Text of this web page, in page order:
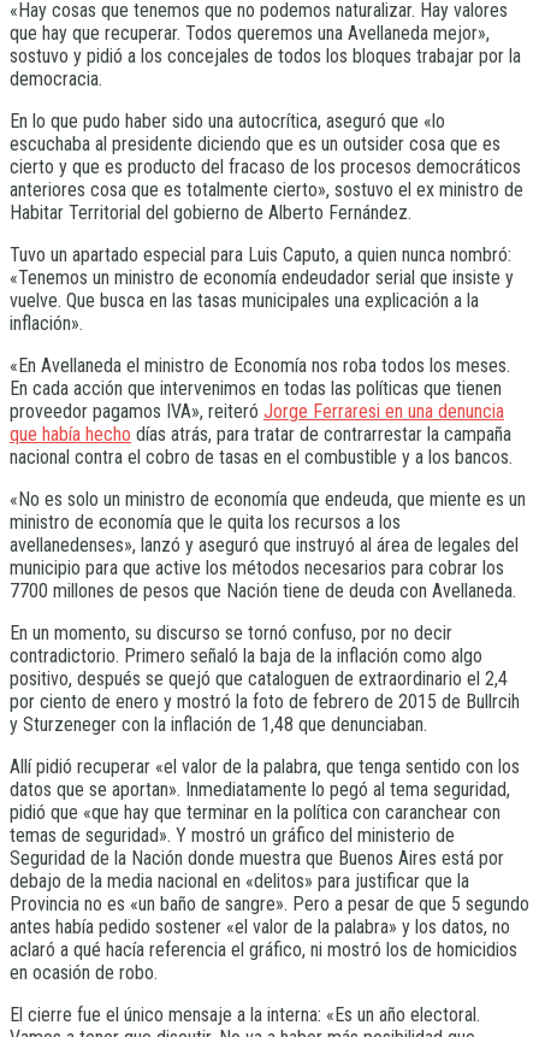
«Hay cosas que tenemos que no podemos naturalizar. Hay valores
que hay que recuperar. Todos queremos una Avellaneda mejor»,
sostuvo y pidió a los concejales de todos los bloques trabajar por la
democracia.
En lo que pudo haber sido una autocrítica, aseguró que «lo
escuchaba al presidente diciendo que es un outsider cosa que es
cierto y que es producto del fracaso de los procesos democráticos
anteriores cosa que es totalmente cierto», sostuvo el ex ministro de
Habitar Territorial del gobierno de Alberto Fernández.
Tuvo un apartado especial para Luis Caputo, a quien nunca nombró:
«Tenemos un ministro de economía endeudador serial que insiste y
vuelve. Que busca en las tasas municipales una explicación a la
inflación».
«En Avellaneda el ministro de Economía nos roba todos los meses.
En cada acción que intervenimos en todas las políticas que tienen
proveedor pagamos IVA», reiteró Jorge Ferraresi en una denuncia
que había hecho días atrás, para tratar de contrarrestar la campaña
nacional contra el cobro de tasas en el combustible y a los bancos.
«No es solo un ministro de economía que endeuda, que miente es un
ministro de economía que le quita los recursos a los
avellanedenses», lanzó y aseguró que instruyó al área de legales del
municipio para que active los métodos necesarios para cobrar los
7700 millones de pesos que Nación tiene de deuda con Avellaneda.
En un momento, su discurso se tornó confuso, por no decir
contradictorio. Primero señaló la baja de la inflación como algo
positivo, después se quejó que cataloguen de extraordinario el 2,4
por ciento de enero y mostró la foto de febrero de 2015 de Bullrcih
y Sturzeneger con la inflación de 1,48 que denunciaban.
Allí pidió recuperar «el valor de la palabra, que tenga sentido con los
datos que se aportan». Inmediatamente lo pegó al tema seguridad,
pidió que «que hay que terminar en la política con caranchear con
temas de seguridad». Y mostró un gráfico del ministerio de
Seguridad de la Nación donde muestra que Buenos Aires está por
debajo de la media nacional en «delitos» para justificar que la
Provincia no es «un baño de sangre». Pero a pesar de que 5 segundo
antes había pedido sostener «el valor de la palabra» y los datos, no
aclaró a qué hacía referencia el gráfico, ni mostró los de homicidios
en ocasión de robo.
El cierre fue el único mensaje a la interna: «Es un año electoral.